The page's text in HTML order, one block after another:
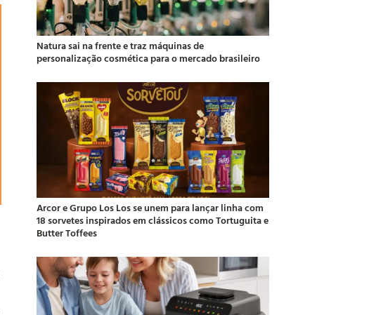
Natura sai na frente e traz máquinas de
personalização cosmética para o mercado brasileiro
Arcor e Grupo Los Los se unem para lançar linha com
18 sorvetes inspirados em clássicos como Tortuguita e
Butter Toffees